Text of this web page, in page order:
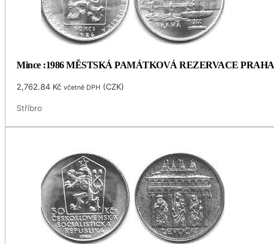
Mince :1986 MĚSTSKÁ PAMÁTKOVÁ REZERVACE PRAHA
2,762.84 Kč včetně DPH (CZK)
Stříbro